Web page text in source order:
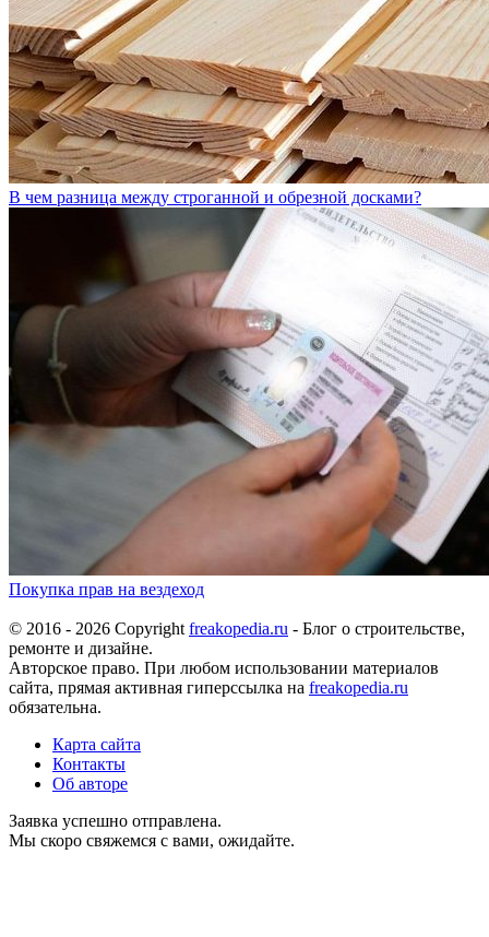
В чем разница между строганной и обрезной досками?
Покупка прав на вездеход
© 2016 - 2026 Copyrightfreakopedia.ru - Блог о строительстве,
ремонте и дизайне.
Авторское право. При любом использовании материалов
сайта, прямая активная гиперссылка на freakopedia.ru
обязательна.
Карта сайта
Контакты
Об авторе
Заявка успешно отправлена.
Мы скоро свяжемся с вами, ожидайте.